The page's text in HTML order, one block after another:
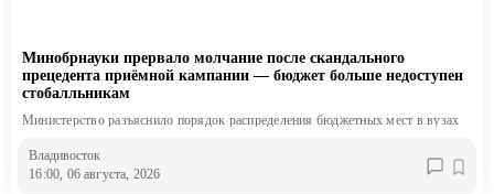
Минобрнауки прервало молчание после скандального
прецедента приёмной кампании — бюджет больше недоступен
стобалльникам
Министерство разъяснило порядок распределения бюджетных мест в вузах
Владивосток
16:00, 06 августа, 2026